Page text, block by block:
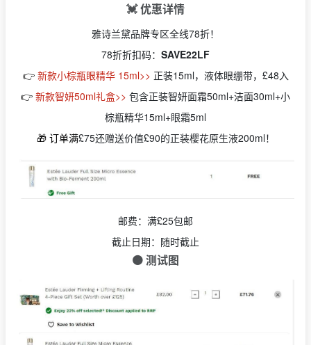
💓 优惠详情
雅诗兰黛品牌专区全线78折！
78折折扣码： SAVE22LF
👉 新款小棕瓶眼精华 15ml>> 正装15ml，液体眼绷带，£48入
👉 新款智妍50ml礼盒>> 包含正装智妍面霜50ml+洁面30ml+小
棕瓶精华15ml+眼霜5ml
🎁 订单满£75还赠送价值£90的正装樱花原生液200ml！
邮费：满£25包邮
截止日期：随时截止
🟠 测试图